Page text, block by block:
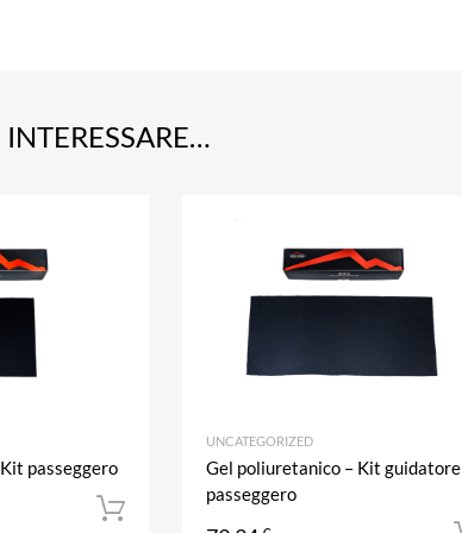
passeggero
Aggiungi al carrello
UNCATEGORIZED
Gel poliuretanico – Kit
passeggero